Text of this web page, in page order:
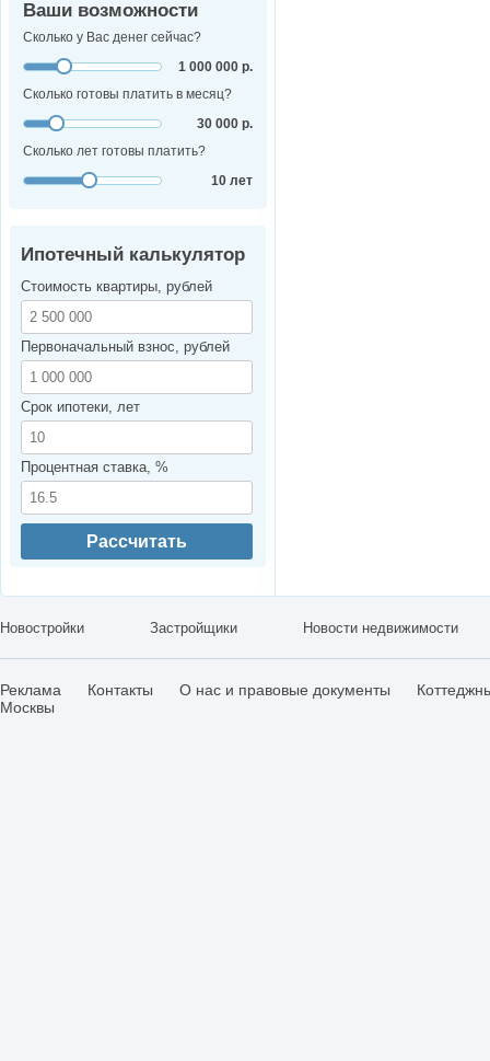
Ваши возможности
Сколько у Вас денег сейчас?
1 000 000 р.
Сколько готовы платить в месяц?
30 000 р.
Сколько лет готовы платить?
10 лет
Ипотечный калькулятор
Стоимость квартиры, рублей
Первоначальный взнос, рублей
Срок ипотеки, лет
Процентная ставка, %
Рассчитать
Новостройки Застройщики Новости недвижимости
Реклама Контакты О нас и правовые документы
Москвы